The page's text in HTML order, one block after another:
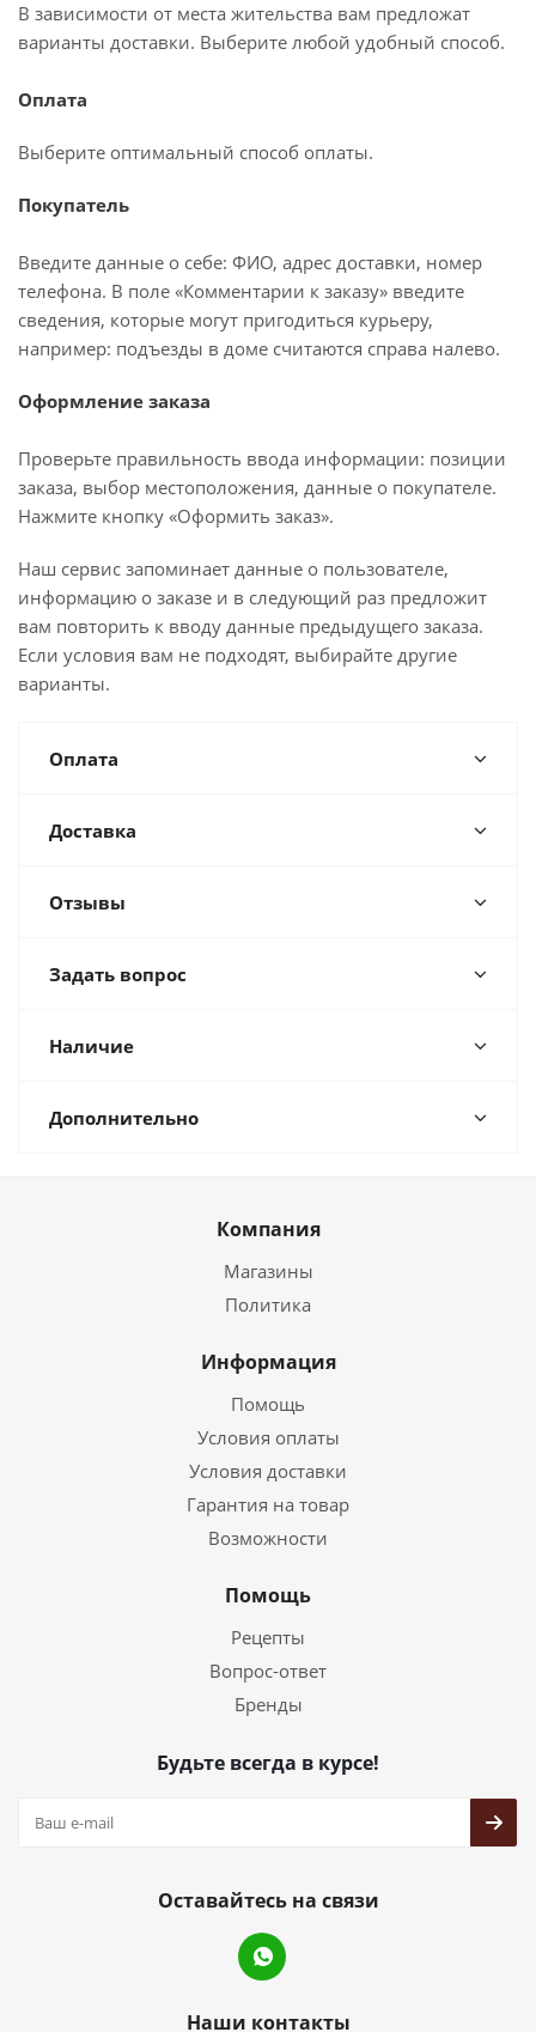
В зависимости от места жительства вам предложат
варианты доставки. Выберите любой удобный способ.
Оплата
Выберите оптимальный способ оплаты.
Покупатель
Введите данные о себе: ФИО, адрес доставки, номер
телефона. В поле «Комментарии к заказу» введите
сведения, которые могут пригодиться курьеру,
например: подъезды в доме считаются справа налево.
Оформление заказа
Проверьте правильность ввода информации: позиции
заказа, выбор местоположения, данные о покупателе.
Нажмите кнопку «Оформить заказ».
Наш сервис запоминает данные о пользователе,
информацию о заказе и в следующий раз предложит
вам повторить к вводу данные предыдущего заказа.
Если условия вам не подходят, выбирайте другие
варианты.
Оплата
Доставка
Отзывы
Задать вопрос
Наличие
Дополнительно
Компания
Магазины
Политика
Информация
Помощь
Условия оплаты
Условия доставки
Гарантия на товар
Возможности
Помощь
Рецепты
Вопрос-ответ
Бренды
Будьте всегда в курсе!
Оставайтесь на связи
Наши контакты